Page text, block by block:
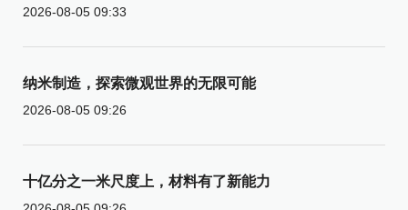
2026-08-05 09:33
纳米制造，探索微观世界的无限可能
2026-08-05 09:26
十亿分之一米尺度上，材料有了新能力